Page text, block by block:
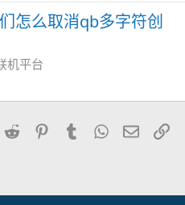
怎么取消qb多字符创
机平台
Reddit PinterestTumblrWhatsApp
邮件